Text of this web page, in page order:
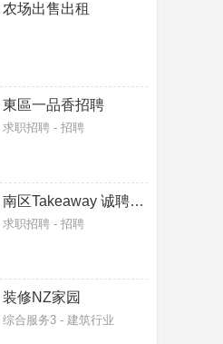
农场出售出租
東區一品香招聘
求职招聘 - 招聘
南区Takeaway 诚聘接单炸炉，炒餐师傅各一名
求职招聘 - 招聘
装修NZ家园
综合服务3 - 建筑行业